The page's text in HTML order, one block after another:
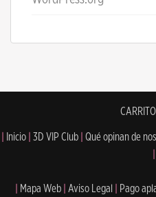
CARRITO
Inicio 3D VIP Club Qué opinan de
Mapa Web Aviso Legal Pago